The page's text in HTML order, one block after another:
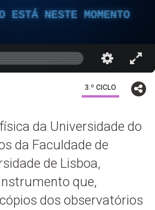
ESTÁ NESTE MOMENTO
3.º CICLO
da Universidade do
da Faculdade de
de Lisboa,
que,
dos observatórios